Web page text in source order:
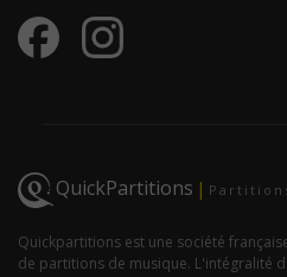
QuickPartitions |
Quickpartitions est une société
de partitions de musique. L'intégralité